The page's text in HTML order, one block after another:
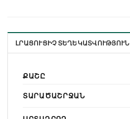
ԼՐԱՑՈՒՑԻՉ ՏԵՂԵԿԱՏՎՈՒԹՅՈՒՆ
ՔԱՇԸ
ՏԱՐԱԾԱՇՐՋԱՆ